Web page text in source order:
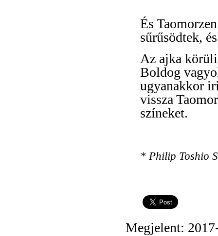
És
sűrűsödtek,
Az ajka
Boldog
ugyanakkor
vissza
színeket.
* Philip Toshio
Megjelent: